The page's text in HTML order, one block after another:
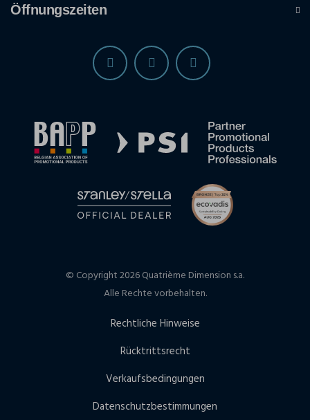
Öffnungszeiten
© Copyright 2026 Quatrième Dimension s.a.
Alle Rechte vorbehalten.
Rechtliche Hinweise
Rücktrittsrecht
Verkaufsbedingungen
Datenschutzbestimmungen